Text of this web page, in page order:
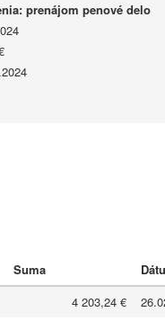
prenájom penové delo
Suma
4 203,24 €